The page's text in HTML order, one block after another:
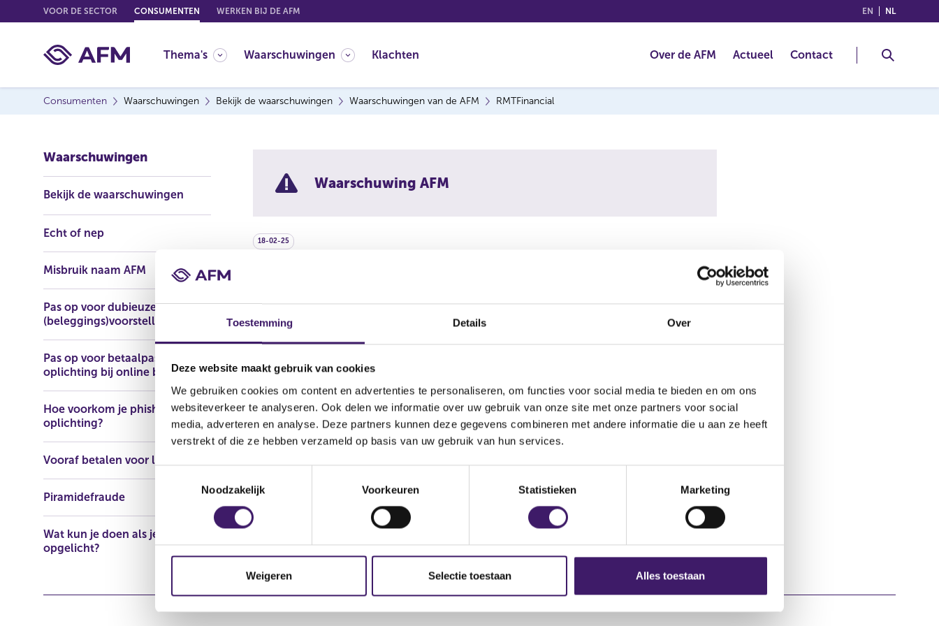
Toestemming Details Over
Deze website maakt gebruik van cookies
We gebruiken cookies om content en advertenties te personaliseren, om functies voor social media te bieden en om ons
websiteverkeer te analyseren. Ook delen we informatie over uw gebruik van onze site met onze partners voor social
media, adverteren en analyse. Deze partners kunnen deze gegevens combineren met andere informatie die u aan ze heeft
verstrekt of die ze hebben verzameld op basis van uw gebruik van hun services.
t
i
Noodzakelijk Voorkeuren Statistieken Marketing
Weigeren Selectie toestaan Alles toestaan
o
o
EN (ENGLISH)
NL
VOOR DE SECTOR CONSUMENTEN WERKEN BIJ DE AFM
Thema's Waarschuwingen Klachten Over de AFM Actueel Contact
Consumenten Waarschuwingen Bekijk de waarschuwingen Waarschuwingen van de AFM RMTFinancial
Waarschuwingen
Bekijk de waarschuwingen
Echt of nep
Misbruik naam AFM
Pas op voor dubieuze
(beleggings)voorstellen
Pas op voor betaalpasfraude en
oplichting bij online bankieren
Hoe voorkom je phishing en
oplichting?
Vooraf betalen voor lening
Piramidefraude
Wat kun je doen als je bent
opgelicht?
Waarschuwing AFM
18-02-25
De AFM waarschuwt consumenten om niet in te gaan op aanbiedingen van RMTFinancial.
Naam: RMTFinancial
Adres: 21 Park Royale Rd, London, NW10 7LQ, United Kingdom en 19 Rue de l'Industrie,
Telefoonnummer: +441134710291
E-mailadres: info@rmtfinancial.pro
Domeinnaam: https://www.rmtfinancial.pro